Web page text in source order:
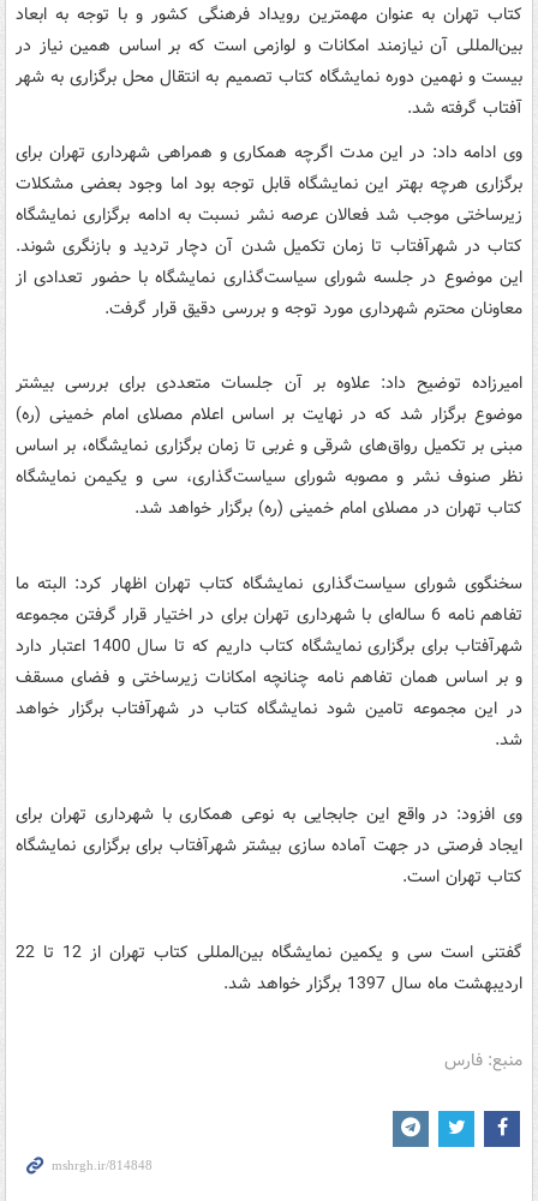
کتاب تهران به عنوان مهمترین رویداد فرهنگی کشور و با توجه به ابعاد
بین‌المللی آن نیازمند امکانات و لوازمی است که بر اساس همین نیاز در
بیست و نهمین دوره نمایشگاه کتاب تصمیم به انتقال محل برگزاری به شهر
آفتاب گرفته شد.
وی ادامه داد: در این مدت اگرچه همکاری و همراهی شهرداری تهران برای
برگزاری هرچه بهتر این نمایشگاه قابل توجه بود اما وجود بعضی مشکلات
زیرساختی موجب شد فعالان عرصه نشر نسبت به ادامه برگزاری نمایشگاه
کتاب در شهرآفتاب تا زمان تکمیل شدن آن دچار تردید و بازنگری شوند.
این موضوع در جلسه شورای سیاست‌گذاری نمایشگاه با حضور تعدادی از
معاونان محترم شهرداری مورد توجه و بررسی دقیق قرار گرفت.
امیرزاده توضیح داد: علاوه بر آن جلسات متعددی برای بررسی بیشتر
موضوع برگزار شد که در نهایت بر اساس اعلام مصلای امام خمینی (ره)
مبنی بر تکمیل رواق‌های شرقی و غربی تا زمان برگزاری نمایشگاه، بر اساس
نظر صنوف نشر و مصوبه شورای سیاست‌گذاری، سی و یکیمن نمایشگاه
کتاب تهران در مصلای امام خمینی (ره) برگزار خواهد شد.
سخنگوی شورای سیاست‌گذاری نمایشگاه کتاب تهران اظهار کرد: البته ما
تفاهم نامه 6 ساله‌ای با شهرداری تهران برای در اختیار قرار گرفتن مجموعه
شهرآفتاب برای برگزاری نمایشگاه کتاب داریم که تا سال 1400 اعتبار دارد
و بر اساس همان تفاهم نامه چنانچه امکانات زیرساختی و فضای مسقف
در این مجموعه تامین شود نمایشگاه کتاب در شهرآفتاب برگزار خواهد
شد.
وی افزود: در واقع این جابجایی به نوعی همکاری با شهرداری تهران برای
ایجاد فرصتی در جهت آماده سازی بیشتر شهرآفتاب برای برگزاری نمایشگاه
کتاب تهران است.
گفتنی است سی و یکمین نمایشگاه بین‌المللی کتاب تهران از 12 تا 22
اردیبهشت ماه سال 1397 برگزار خواهد شد.
منبع: فارس